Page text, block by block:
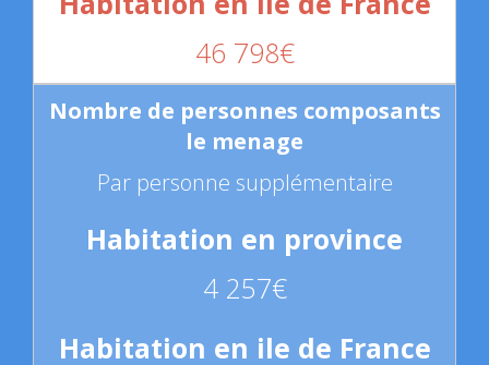
46 798€
Par personne supplémentaire
4 257€